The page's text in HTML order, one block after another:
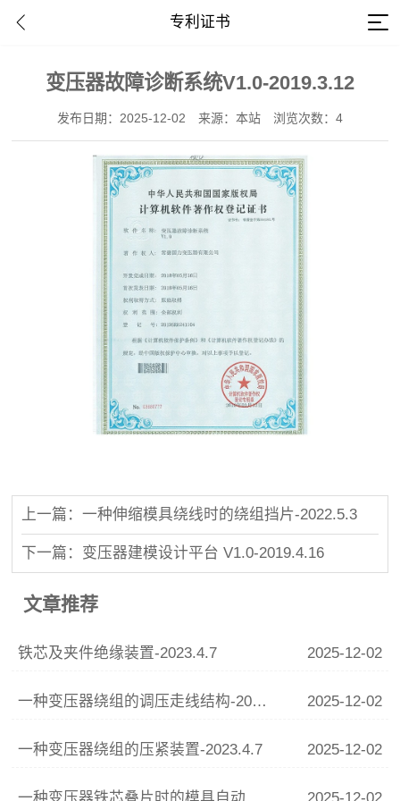
专利证书
变压器故障诊断系统V1.0-2019.3.12
发布日期：2025-12-02 来源：本站 浏览次数：4
上一篇：一种伸缩模具绕线时的绕组挡片-2022.5.3
下一篇：变压器建模设计平台 V1.0-2019.4.16
文章推荐
铁芯及夹件绝缘装置-2023.4.7 2025-12-02
一种变压器绕组的调压走线结构-2024.2.13 2025-12-02
一种变压器绕组的压紧装置-2023.4.7 2025-12-02